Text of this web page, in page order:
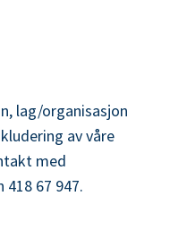
lag/organisasjon
av våre
med
67 947.